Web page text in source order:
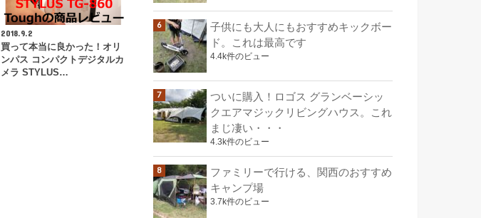
2018.9.2
買って本当に良かった！オリ
ンパス コンパクトデジタルカ
メラ STYLUS…
子供にも大人にもおすすめキックボー
ド。これは最高です
4.4k件のビュー
ついに購入！ロゴス グランベーシッ
クエアマジックリビングハウス。これ
まじ凄い・・・
4.3k件のビュー
ファミリーで行ける、関西のおすすめ
キャンプ場
3.7k件のビュー